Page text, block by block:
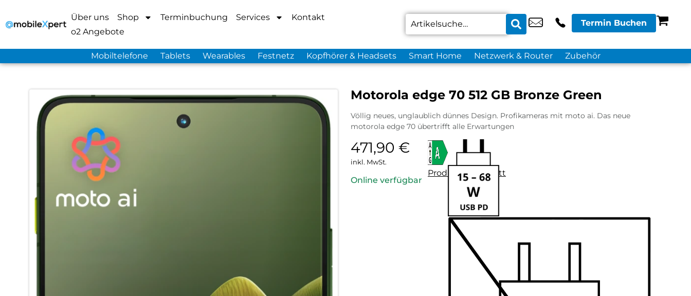
Über uns Shop Terminbuchung Services
Kontakt
o2 Angebote
Termin Buchen
Mobiltelefone Tablets Wearables Festnetz Kopfhörer & Headsets Smart Home Netzwerk & Router Zubehör
Motorola edge 70 512 GB Bronze Green
Völlig neues, unglaublich dünnes Design. Profikameras mit moto ai. Das neue
motorola edge 70 übertrifft alle Erwartungen
471,90 €
inkl. MwSt.
Online verfügbar
Produktdatenblatt